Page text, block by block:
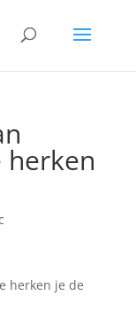
herken
herken je de